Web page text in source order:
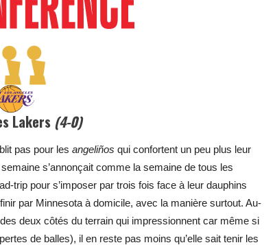
Lakers (4-0)
pas pour les angeliños qui confortent un peu plus leur
s’annonçait comme la semaine de tous les
trip pour s’imposer par trois fois face à leur dauphins
par Minnesota à domicile, avec la manière surtout. Au-
deux côtés du terrain qui impressionnent car même si
de balles), il en reste pas moins qu’elle sait tenir les